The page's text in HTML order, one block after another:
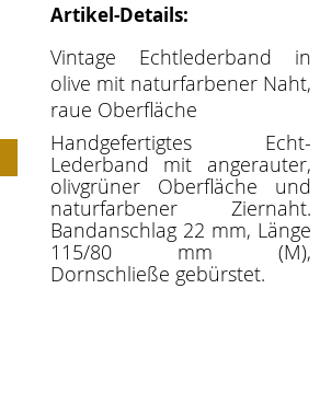
Artikel-Details:
Vintage Echtlederband in
olive mit naturfarbener Naht,
raue Oberfläche
Handgefertigtes Echt-
Lederband mit angerauter,
olivgrüner Oberfläche und
naturfarbener Ziernaht.
Bandanschlag 22 mm, Länge
115/80 mm (M),
Dornschließe gebürstet.